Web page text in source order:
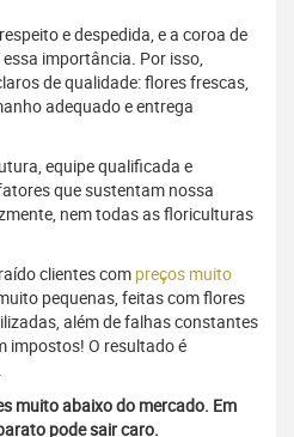
e despedida, e a coroa de
importância. Por isso,
de qualidade: flores frescas,
adequado e entrega
equipe qualificada e
que sustentam nossa
nem todas as floriculturas
clientes com preços muito
pequenas, feitas com flores
além de falhas constantes
impostos! O resultado é
muito abaixo do mercado. Em
pode sair caro.